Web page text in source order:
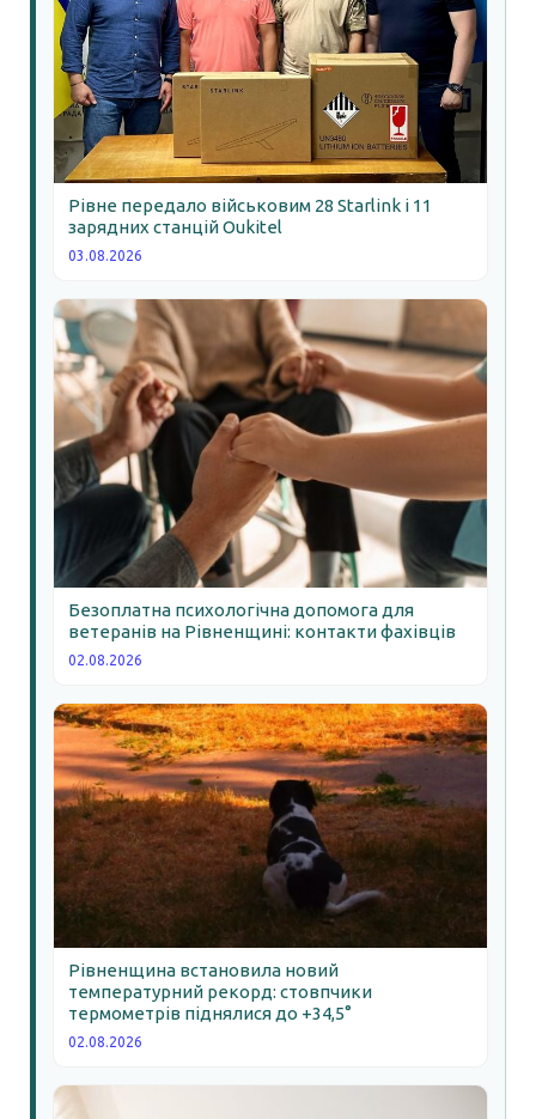
Рівне передало військовим 28 Starlink і 11
зарядних станцій Oukitel
03.08.2026
Безоплатна психологічна допомога для
ветеранів на Рівненщині: контакти фахівців
02.08.2026
Рівненщина встановила новий
температурний рекорд: стовпчики
термометрів піднялися до +34,5°
02.08.2026